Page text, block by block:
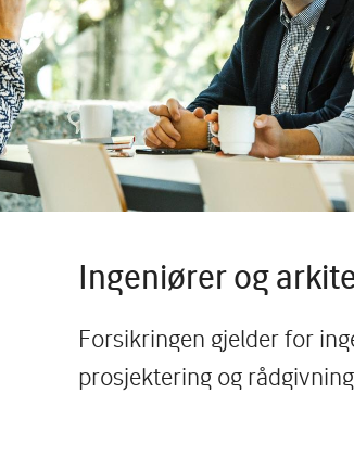
Ingeniører og
Forsikringen gjelder for
prosjektering og